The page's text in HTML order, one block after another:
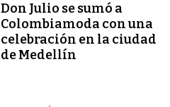
Don Julio se sumó a
Colombiamoda con una
celebración en la ciudad
de Medellín